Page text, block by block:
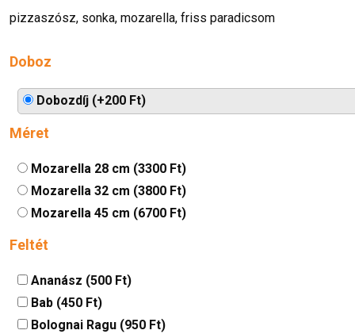
pizzaszósz, sonka, mozarella, friss paradicsom
Doboz
Dobozdíj (+200 Ft)
Méret
Mozarella 28 cm (3300 Ft)
Mozarella 32 cm (3800 Ft)
Mozarella 45 cm (6700 Ft)
Feltét
Ananász (500 Ft)
Bab (450 Ft)
Bolognai Ragu (950 Ft)